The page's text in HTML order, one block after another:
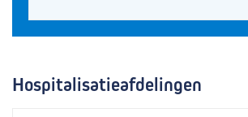
Hospitalisatieafdelingen